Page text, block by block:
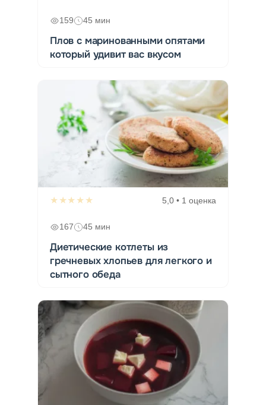
159 45 мин
Плов с маринованными опятами
который удивит вас вкусом
★★★★★ 5,0 • 1 оценка
167 45 мин
Диетические котлеты из
гречневых хлопьев для легкого и
сытного обеда